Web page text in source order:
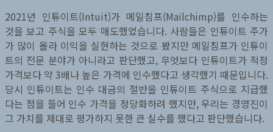
2021년 인튜이트(Intuit)가 메일침프(Mailchimp)를 인수하는
것을 보고 주식을 모두 매도했었습니다. 사람들은 인튜이트 주가
가 많이 올라 이익을 실현하는 것으로 봤지만 메일침프가 인튜이
트의 전문 분야가 아니라고 판단했고, 무엇보다 인튜이트가 적정
가격보다 약 3배나 높은 가격에 인수했다고 생각했기 때문입니다.
당시 인튜이트는 인수 대금의 절반을 인튜이트 주식으로 지급했
다는 점을 들어 인수 가격을 정당화하려 했지만, 우리는 경영진이
그 가치를 제대로 평가하지 못한 큰 실수를 했다고 판단했습니다.